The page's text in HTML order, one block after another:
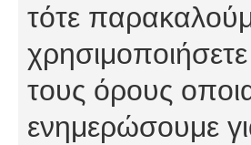
τότε
τους όρους
ενημερώσουμε